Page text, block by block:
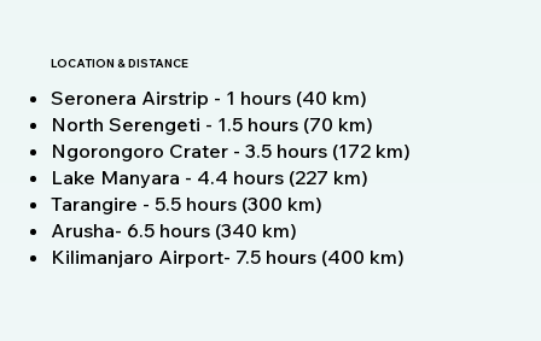
LOCATION & DISTANCE
Seronera Airstrip - 1 hours (40 km)
North Serengeti - 1.5 hours (70 km)
Ngorongoro Crater - 3.5 hours (172 km)
Lake Manyara - 4.4 hours (227 km)
Tarangire - 5.5 hours (300 km)
Arusha- 6.5 hours (340 km)
Kilimanjaro Airport- 7.5 hours (400 km)